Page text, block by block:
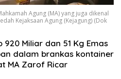
Agung (MA) yang juga dikenal
Kejaksaan Agung (Kejagung) (Dok
920 Miliar dan 51 Kg Emas
dalam brankas kontainer
MA Zarof Ricar